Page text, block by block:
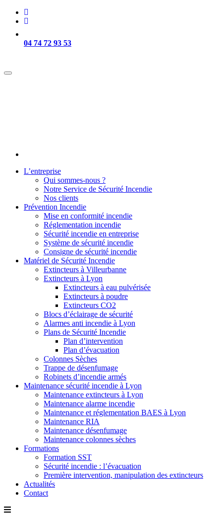
04 74 72 93 53
L’entreprise
Qui sommes-nous ?
Notre Service de Sécurité Incendie
Nos clients
Prévention Incendie
Mise en conformité incendie
Réglementation incendie
Sécurité incendie en entreprise
Système de sécurité incendie
Consigne de sécurité incendie
Matériel de Sécurité Incendie
Extincteurs à Villeurbanne
Extincteurs à Lyon
Extincteurs à eau pulvérisée
Extincteurs à poudre
Extincteurs CO2
Blocs d’éclairage de sécurité
Alarmes anti incendie à Lyon
Plans de Sécurité Incendie
Plan d’intervention
Plan d’évacuation
Colonnes Sèches
Trappe de désenfumage
Robinets d’incendie armés
Maintenance sécurité incendie à Lyon
Maintenance extincteurs à Lyon
Maintenance alarme incendie
Maintenance et réglementation BAES à Lyon
Maintenance RIA
Maintenance désenfumage
Maintenance colonnes sèches
Formations
Formation SST
Sécurité incendie : l’évacuation
Première intervention, manipulation des extincteurs
Actualités
Contact